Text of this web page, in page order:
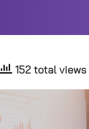
152 total views